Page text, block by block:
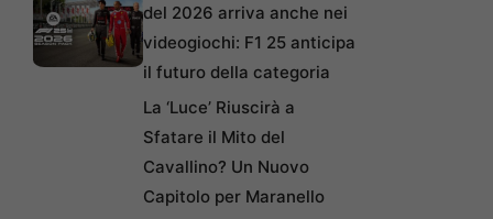
del 2026 arriva anche nei
videogiochi: F1 25 anticipa
il futuro della categoria
La ‘Luce’ Riuscirà a
Sfatare il Mito del
Cavallino? Un Nuovo
Capitolo per Maranello